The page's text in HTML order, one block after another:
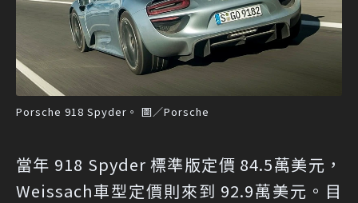
Porsche 918 Spyder。 圖／Porsche
當年 918 Spyder 標準版定價 84.5萬美元，
Weissach車型定價則來到 92.9萬美元。目